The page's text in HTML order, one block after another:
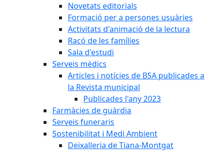
Novetats editorials
Formació per a persones usuàries
Activitats d'animació de la lectura
Racó de les famílies
Sala d'estudi
Serveis mèdics
Articles i notícies de BSA publicades a
la Revista municipal
Publicades l'any 2023
Farmàcies de guàrdia
Serveis funeraris
Sostenibilitat i Medi Ambient
Deixalleria de Tiana-Montgat